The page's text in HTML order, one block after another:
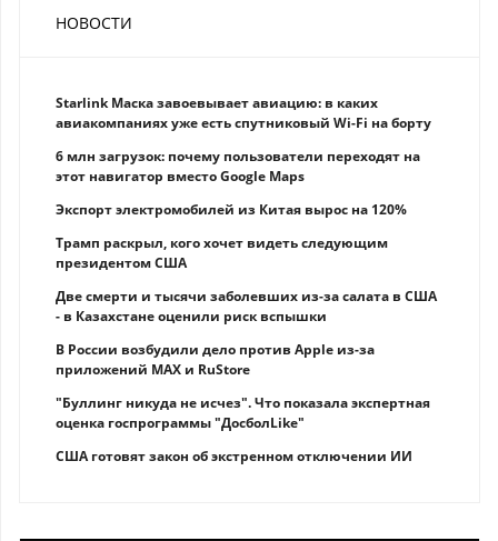
НОВОСТИ
Starlink Маска завоевывает авиацию: в каких
авиакомпаниях уже есть спутниковый Wi-Fi на борту
6 млн загрузок: почему пользователи переходят на
этот навигатор вместо Google Maps
Экспорт электромобилей из Китая вырос на 120%
Трамп раскрыл, кого хочет видеть следующим
президентом США
Две смерти и тысячи заболевших из-за салата в США
- в Казахстане оценили риск вспышки
В России возбудили дело против Apple из-за
приложений MAX и RuStore
"Буллинг никуда не исчез". Что показала экспертная
оценка госпрограммы "ДосболLike"
США готовят закон об экстренном отключении ИИ